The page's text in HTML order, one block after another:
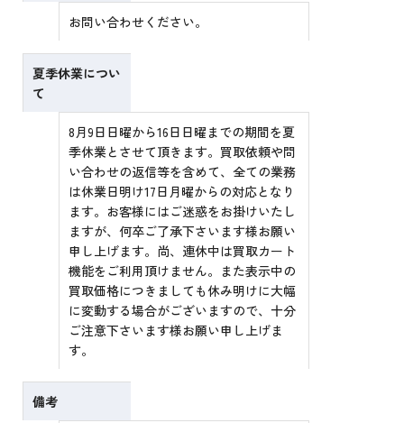
お問い合わせください。
夏季休業につい
て
8月9日日曜から16日日曜までの期間を夏
季休業とさせて頂きます。買取依頼や問
い合わせの返信等を含めて、全ての業務
は休業日明け17日月曜からの対応となり
ます。お客様にはご迷惑をお掛けいたし
ますが、何卒ご了承下さいます様お願い
申し上げます。尚、連休中は買取カート
機能をご利用頂けません。また表示中の
買取価格につきましても休み明けに大幅
に変動する場合がございますので、十分
ご注意下さいます様お願い申し上げま
す。
備考